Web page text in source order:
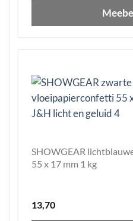
SHOWGEAR
55 x 17 mm 1 kg
13,70